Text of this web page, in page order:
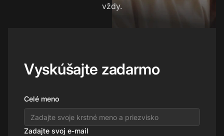
vždy.
Vyskúšajte zadarmo
Celé meno
Zadajte svoj e-mail